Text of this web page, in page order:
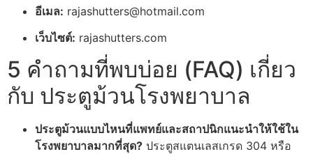
อีเมล: rajashutters@hotmail.com
เว็บไซต์: rajashutters.com
5 คำถามที่พบบ่อย (FAQ) เกี่ยว
กับ ประตูม้วนโรงพยาบาล
ประตูม้วนแบบไหนที่แพทย์และสถาปนิกแนะนำให้ใช้ใน
โรงพยาบาลมากที่สุด? ประตูสแตนเลสเกรด 304 หรือ